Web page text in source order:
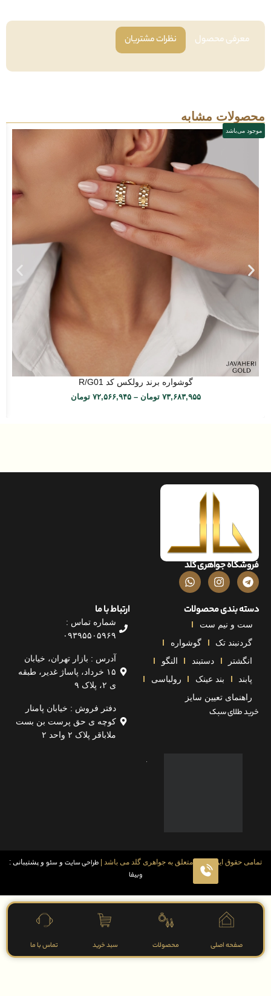
گوشواره برند رولکس کد R/G01
۷۳,۶۸۳,۹۵۵ تومان – ۷۲,۵۶۶,۹۴۵ تومان
موجود
مشابه
محصول نظرات مشتریان
جواهری گلد
محصولات
نیم ست
تک
گوشواره
دستبند
النگو
بند عینک
رولباسی
تعیین سایز
سبک
ارتباط با ما
شماره تماس :
۰۹۳۹۵۵۰۵۹۶۹
آدرس : بازار تهران، خیابان
۱۵ خرداد، پاساژ غدیر، طبقه
ی ۲، پلاک ۹
دفتر فروش : خیابان پامنار
کوچه ی حق پرست بن بست
ملاباقر پلاک ۲ واحد ۲
این سایت متعلق به جواهری گلد می باشد | طراحی سایتوسئوو پشتیبانی :
اصلی محصولات